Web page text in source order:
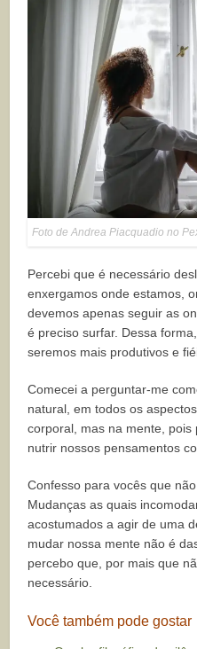
Foto de Andrea Piacquadio no
Percebi que é necessário
enxergamos onde estamos,
devemos apenas seguir as
é preciso surfar. Dessa
seremos mais produtivos e
Comecei a perguntar-me
natural, em todos os
corporal, mas na mente,
nutrir nossos pensamentos
Confesso para vocês que
Mudanças as quais
acostumados a agir de uma
mudar nossa mente não é
percebo que, por mais que
necessário.
Você também pode gostar